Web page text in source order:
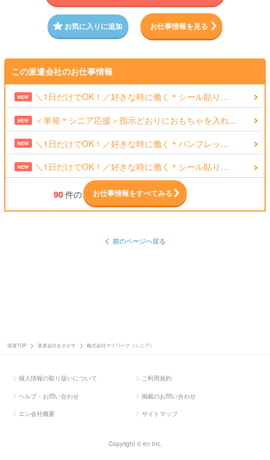
お気に入りに追加 お仕事情報を見る
この派遣会社のお仕事情報
NEW ＼1日だけでOK！／好きな時に働く＊シール貼り…
NEW ＜単発＊シニア応援＞指示どおりにおもちゃを入れ…
NEW ＼1日だけでOK！／好きな時に働く＊パンフレッ…
NEW ＼1日だけでOK！／好きな時に働く＊シール貼り…
90件の お仕事情報をすべてみる
前のページへ戻る
派遣TOP 派遣会社をさがす 株式会社マイワーク（シニア）
個人情報の取り扱いについて ご利用規約
ヘルプ・お問い合わせ 掲載のお問い合わせ
エン会社概要 サイトマップ
Copyright © en Inc.